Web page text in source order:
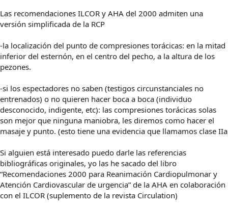
Las recomendaciones ILCOR y AHA del 2000 admiten una
versión simplificada de la RCP
-la localización del punto de compresiones torácicas: en la mitad
inferior del esternón, en el centro del pecho, a la altura de los
pezones.
-si los espectadores no saben (testigos circunstanciales no
entrenados) o no quieren hacer boca a boca (individuo
desconocido, indigente, etc): las compresiones torácicas solas
son mejor que ninguna maniobra, les diremos como hacer el
masaje y punto. (esto tiene una evidencia que llamamos clase IIa
Si alguien está interesado puedo darle las referencias
bibliográficas originales, yo las he sacado del libro
“Recomendaciones 2000 para Reanimación Cardiopulmonar y
Atención Cardiovascular de urgencia” de la AHA en colaboración
con el ILCOR (suplemento de la revista Circulation)